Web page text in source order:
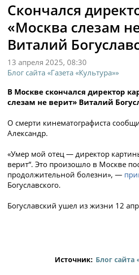
Скончался
«Москва слезам
Виталий
13 апреля 2025, 08:30
Блог сайта «Газета «Культура»»
В Москве скончался директор
слезам не верит» Виталий
О смерти кинематографиста
Александр.
«Умер мой отец — директор
верит“. Это произошло в Москве
продолжительной болезни», —
Богуславского.
Богуславский ушел из жизни 12
Источник: Блог сайта